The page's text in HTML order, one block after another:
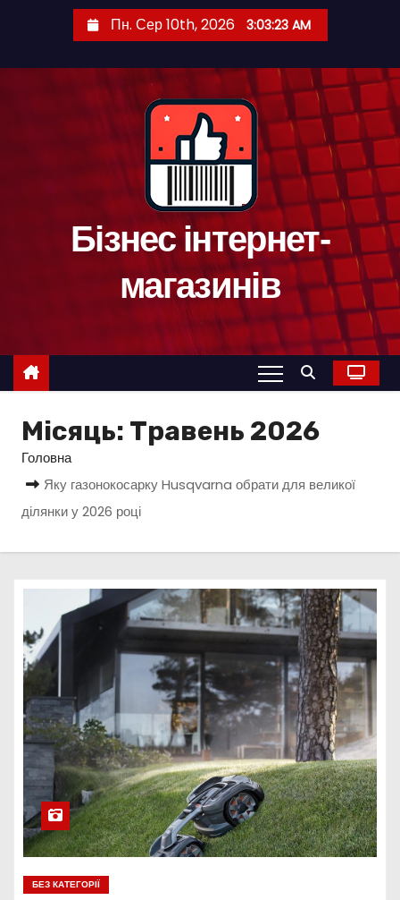
н
т
Пн. Сер 10th, 2026 3:03:24 AM
Бізнес інтернет-
магазинів
Місяць: Травень 2026
Головна
Яку газонокосарку Husqvarna обрати для великої
ділянки у 2026 році
БЕЗ КАТЕГОРІЇ